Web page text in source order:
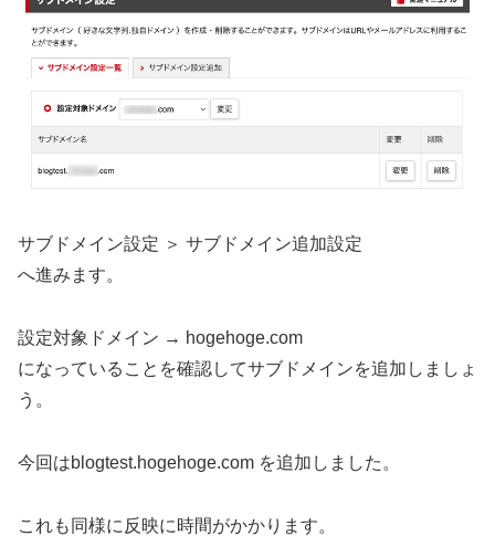
サブドメイン設定 ＞ サブドメイン追加設定
へ進みます。
設定対象ドメイン → hogehoge.com
になっていることを確認してサブドメインを追加しましょ
う。
今回はblogtest.hogehoge.com を追加しました。
これも同様に反映に時間がかかります。